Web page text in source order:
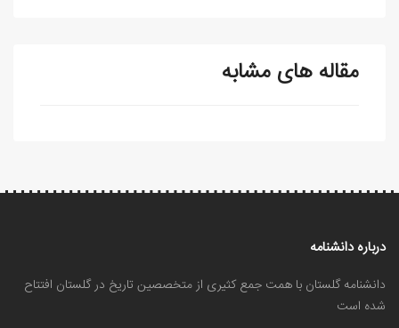
مقاله های مشابه
درباره دانشنامه
دانشنامه گلستان با همت جمع کثیری از متخصصین تاریخ در گلستان افتتاح
شده است